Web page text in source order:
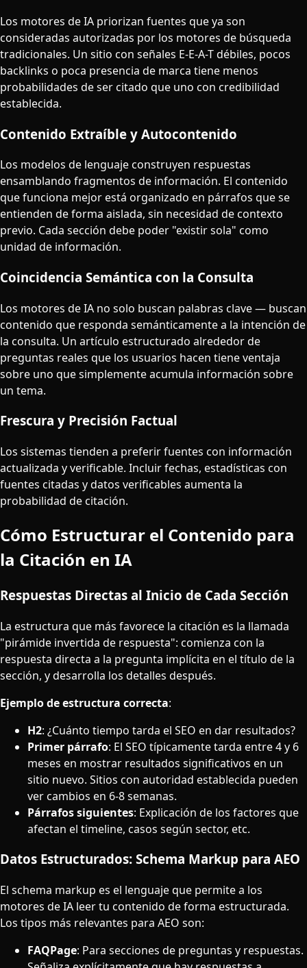
Los motores de IA priorizan fuentes que ya son
consideradas autorizadas por los motores de búsqueda
tradicionales. Un sitio con señales E-E-A-T débiles, pocos
backlinks o poca presencia de marca tiene menos
probabilidades de ser citado que uno con credibilidad
establecida.
Contenido Extraíble y Autocontenido
Los modelos de lenguaje construyen respuestas
ensamblando fragmentos de información. El contenido
que funciona mejor está organizado en párrafos que se
entienden de forma aislada, sin necesidad de contexto
previo. Cada sección debe poder "existir sola" como
unidad de información.
Coincidencia Semántica con la Consulta
Los motores de IA no solo buscan palabras clave — buscan
contenido que responda semánticamente a la intención de
la consulta. Un artículo estructurado alrededor de
preguntas reales que los usuarios hacen tiene ventaja
sobre uno que simplemente acumula información sobre
un tema.
Frescura y Precisión Factual
Los sistemas tienden a preferir fuentes con información
actualizada y verificable. Incluir fechas, estadísticas con
fuentes citadas y datos verificables aumenta la
probabilidad de citación.
Cómo Estructurar el Contenido para
la Citación en IA
Respuestas Directas al Inicio de Cada Sección
La estructura que más favorece la citación es la llamada
"pirámide invertida de respuesta": comienza con la
respuesta directa a la pregunta implícita en el título de la
sección, y desarrolla los detalles después.
Ejemplo de estructura correcta:
H2: ¿Cuánto tiempo tarda el SEO en dar resultados?
Primer párrafo: El SEO típicamente tarda entre 4 y 6
meses en mostrar resultados significativos en un
sitio nuevo. Sitios con autoridad establecida pueden
ver cambios en 6-8 semanas.
Párrafos siguientes: Explicación de los factores que
afectan el timeline, casos según sector, etc.
Datos Estructurados: Schema Markup para AEO
El schema markup es el lenguaje que permite a los
motores de IA leer tu contenido de forma estructurada.
Los tipos más relevantes para AEO son:
FAQPage: Para secciones de preguntas y respuestas.